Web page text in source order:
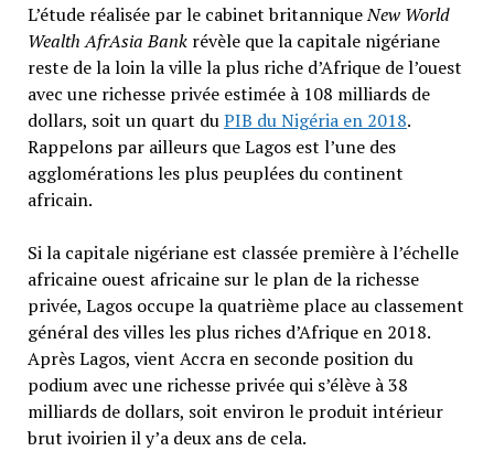
L’étude réalisée par le cabinet britanniqueNew World
Wealth AfrAsia Bankrévèle que la capitale nigériane
reste de la loin la ville la plus riche d’Afrique de l’ouest
avec une richesse privée estimée à 108 milliards de
dollars, soit un quart duPIB du Nigéria en 2018.
Rappelons par ailleurs que Lagos est l’une des
agglomérations les plus peuplées du continent
africain.
Si la capitale nigériane est classée première à l’échelle
africaine ouest africaine sur le plan de la richesse
privée, Lagos occupe la quatrième place au classement
général des villes les plus riches d’Afrique en 2018.
Après Lagos, vient Accra en seconde position du
podium avec une richesse privée qui s’élève à 38
milliards de dollars, soit environ le produit intérieur
brut ivoirien il y’a deux ans de cela.